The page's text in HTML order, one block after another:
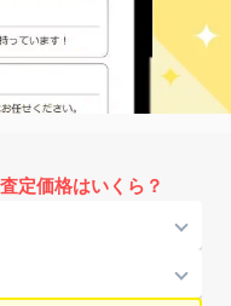
定価格はいくら？